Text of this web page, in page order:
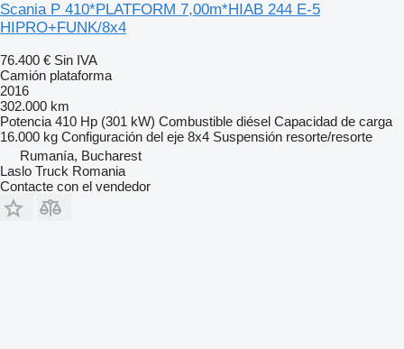
Scania P 410*PLATFORM 7,00m*HIAB 244 E-5
HIPRO+FUNK/8x4
76.400 € Sin IVA
Camión plataforma
2016
302.000 km
Potencia 410 Hp (301 kW) Combustible diésel Capacidad de carga
16.000 kg Configuración del eje 8x4 Suspensión resorte/resorte
Rumanía, Bucharest
Laslo Truck Romania
Contacte con el vendedor